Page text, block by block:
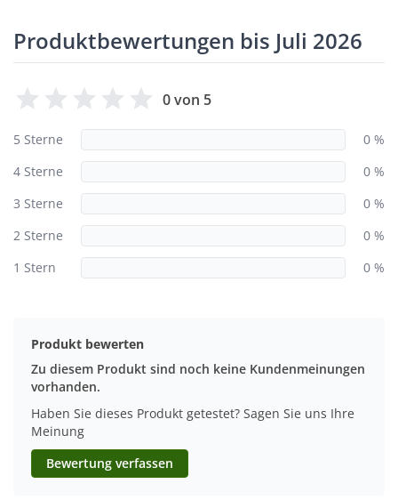
Produktbewertungen bis Juli 2026
0 von 5
5 Sterne
0 %
4 Sterne
0 %
3 Sterne
0 %
2 Sterne
0 %
1 Stern
0 %
Produkt bewerten
Zu diesem Produkt sind noch keine Kundenmeinungen
vorhanden.
Haben Sie dieses Produkt getestet? Sagen Sie uns Ihre
Meinung
Bewertung verfassen